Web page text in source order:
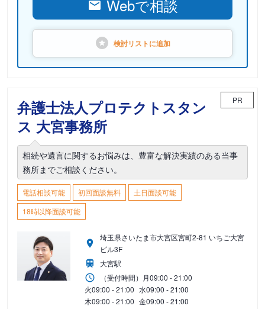
Webで相談
検討リストに追加
弁護士法人プロテクトスタン
ス 大宮事務所
PR
相続や遺言に関するお悩みは、豊富な解決実績のある当事
務所までご相談ください。
電話相談可能 初回面談無料
土日面談可能
18時以降面談可能
埼玉県さいたま市大宮区宮町2-81 いちご大宮
ビル3F
大宮駅
（受付時間） 月09:00 - 21:00
火09:00 - 21:00 水09:00 - 21:00
木09:00 - 21:00 金09:00 - 21:00